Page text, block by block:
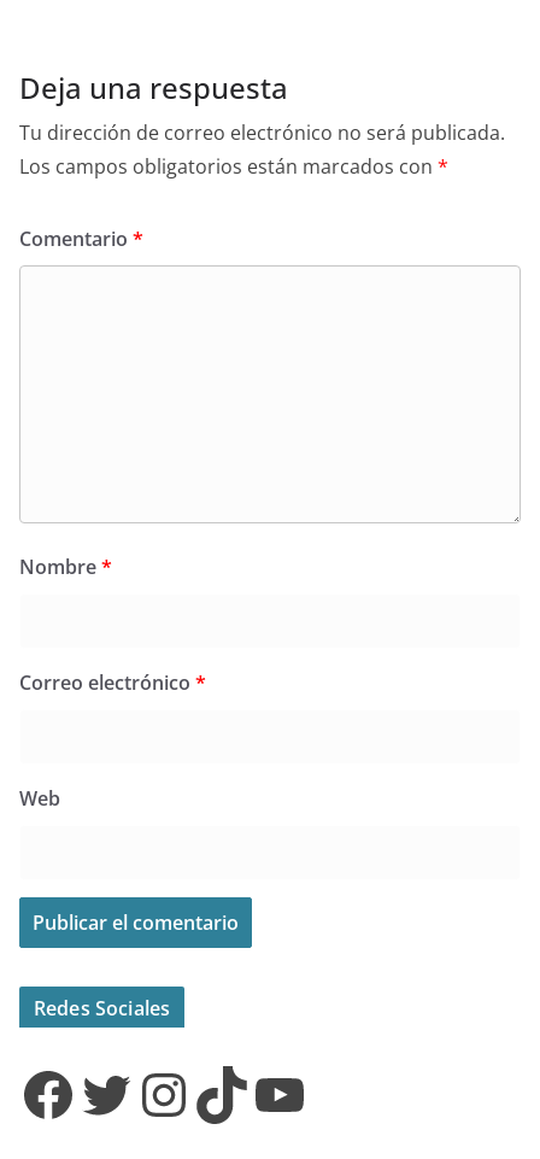
Deja una respuesta
Tu dirección de correo electrónico no será publicada.
Los campos obligatorios están marcados con *
Comentario *
Nombre*
Correo electrónico *
Web
Redes Sociales
Facebook Twitter InstagramTikTok YouTube